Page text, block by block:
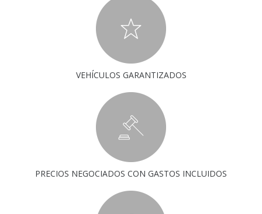
VEHÍCULOS GARANTIZADOS
PRECIOS NEGOCIADOS CON GASTOS INCLUIDOS